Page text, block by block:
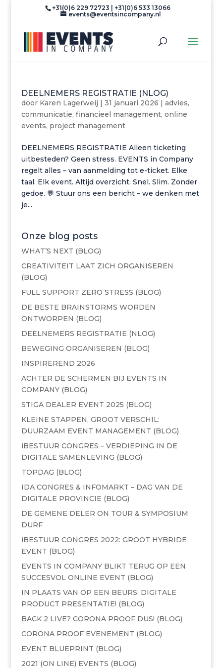
+31(0)6 229 72723 | +31(0)6 533 13066
events@eventsincompany.nl
DEELNEMERS REGISTRATIE (NLOG)
door Karen Lagerweij | 31 januari 2026 | advies,
communicatie, financieel management, online
events, project management
DEELNEMERS REGISTRATIE Alleen ticketing
uitbesteden? Geen stress. EVENTS in Company
regelt alles – van aanmelding tot e-ticket. Elke
taal. Elk event. Altijd overzicht. Snel. Slim. Zonder
gedoe. 💬 Stuur ons een bericht – we denken met
je...
Onze blog posts
WHAT’S NEXT (BLOG)
CREATIVITEIT LAAT ZICH ORGANISEREN
(BLOG)
FULL SUPPORT ZERO STRESS (BLOG)
DE BESTE BRAINSTORMS WORDEN
ONTWORPEN (BLOG)
DEELNEMERS REGISTRATIE (NLOG)
BEWEGING ORGANISEREN (BLOG)
INSPIREREND 2026
ACHTER DE SCHERMEN BIJ EVENTS IN
COMPANY (BLOG)
STIGA DEALER EVENT 2025 (BLOG)
KLEINE STAPPEN, GROOT VERSCHIL:
DUURZAAM EVENT MANAGEMENT (BLOG)
iBESTUUR CONGRES – VERDIEPING IN DE
DIGITALE SAMENLEVING (BLOG)
TOPDAG (BLOG)
IDA CONGRES & INFOMARKT – DAG VAN DE
DIGITALE PROVINCIE (BLOG)
DE GEMENE DELER ON TOUR & SYMPOSIUM
DURF
iBESTUUR CONGRES 2022: GROOT HYBRIDE
EVENT (BLOG)
EVENTS IN COMPANY BLIKT TERUG OP EEN
SUCCESVOL ONLINE EVENT (BLOG)
IN PLAATS VAN OP EEN BEURS: DIGITALE
PRODUCT PRESENTATIE! (BLOG)
BACK 2 LIVE? CORONA PROOF DUS! (BLOG)
CORONA PROOF EVENEMENT (BLOG)
EVENT BLUEPRINT (BLOG)
2021 (ON LINE) EVENTS (BLOG)